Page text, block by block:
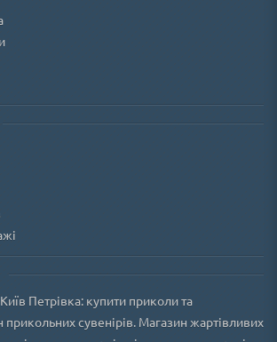
Петрівка: купити приколи та
прикольних сувенірів. Магазин жартівливих